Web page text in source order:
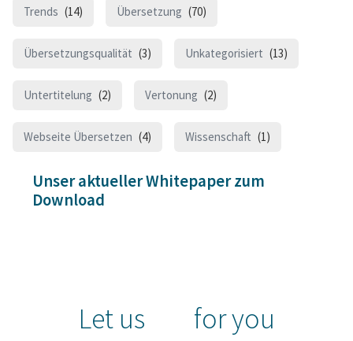
Trends (14) Übersetzung (70)
Übersetzungsqualität (3) Unkategorisiert (13)
Untertitelung (2) Vertonung (2)
Webseite Übersetzen (4) Wissenschaft (1)
Unser aktueller Whitepaper zum
Download
Let us for you